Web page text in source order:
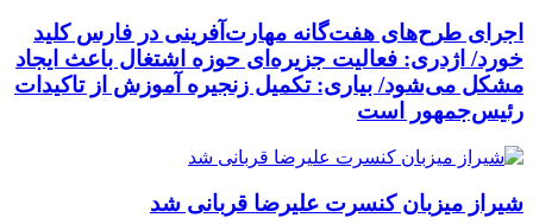
اجرای طرح‌های هفت‌گانه مهارت‌آفرینی در فارس کلید
خورد/ اژدری: فعالیت جزیره‌‌ای حوزه اشتغال باعث ایجاد
مشکل می‌شود/ بیاری: تکمیل زنجیره آموزش از تاکیدات
رئیس‌جمهور است
شیراز میزبان کنسرت علیرضا قربانی شد